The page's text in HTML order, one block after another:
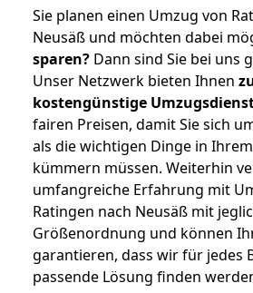
Sie planen einen Umzug von
Neusäß und möchten dabei
sparen? Dann sind Sie bei uns
Unser Netzwerk bieten Ihnen
kostengünstige
fairen Preisen, damit Sie sich
als die wichtigen Dinge in
kümmern müssen. Weiterhin
umfangreiche Erfahrung mit
Ratingen nach Neusäß mit
Größenordnung und können
garantieren, dass wir für jedes
passende Lösung finden